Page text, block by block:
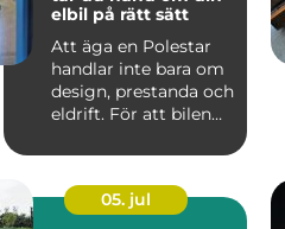
elbil på rätt sätt
Att äga en Polestar
handlar inte bara om
design, prestanda och
eldrift. För att bilen
05. jul